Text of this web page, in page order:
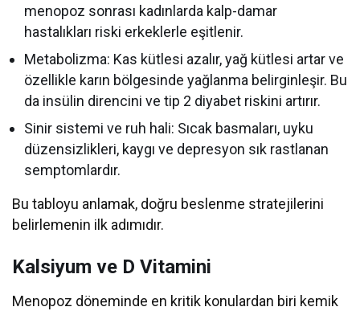
menopoz sonrası kadınlarda kalp-damar
hastalıkları riski erkeklerle eşitlenir.
Metabolizma: Kas kütlesi azalır, yağ kütlesi artar ve
özellikle karın bölgesinde yağlanma belirginleşir. Bu
da insülin direncini ve tip 2 diyabet riskini artırır.
Sinir sistemi ve ruh hali: Sıcak basmaları, uyku
düzensizlikleri, kaygı ve depresyon sık rastlanan
semptomlardır.
Bu tabloyu anlamak, doğru beslenme stratejilerini
belirlemenin ilk adımıdır.
Kalsiyum ve D Vitamini
Menopoz döneminde en kritik konulardan biri kemik